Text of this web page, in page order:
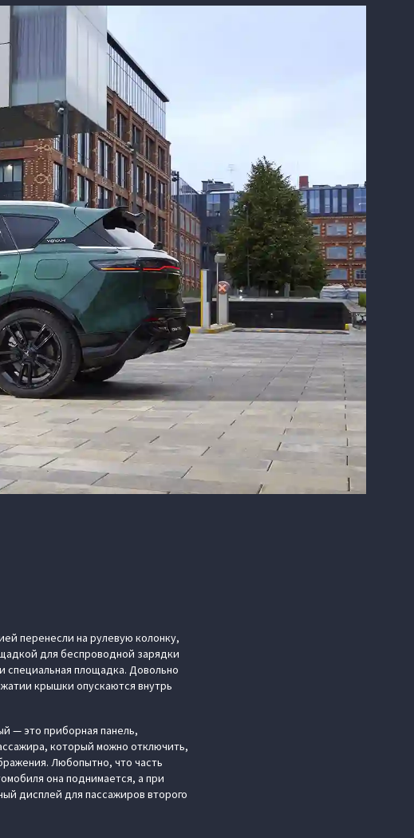
перенесли на рулевую колонку,
для беспроводной зарядки
специальная площадка. Довольно
крышки опускаются внутрь
— это приборная панель,
который можно отключить,
Любопытно, что часть
она поднимается, а при
дисплей для пассажиров второго